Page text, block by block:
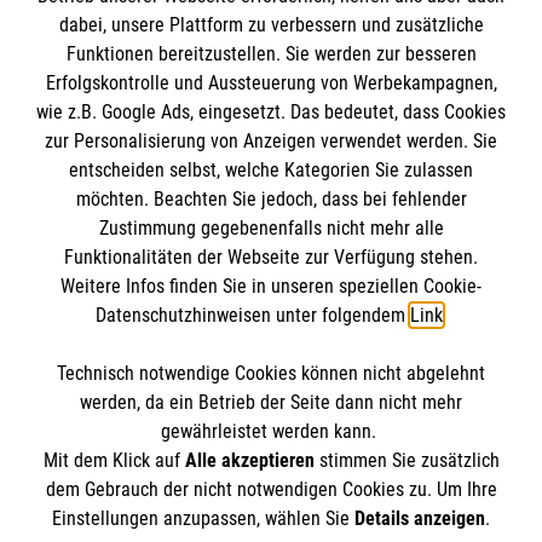
BIC: GENODED 1PA7
Newsletter abonnieren
Cookies verwalten|AGB|Impressum|Datenschutz
Barrierefreiheit |Kontakt| Sharepoint|Mediathek
dabei, unsere Plattform zu verbessern und zusätzliche
Funktionen bereitzustellen. Sie werden zur besseren
Erfolgskontrolle und Aussteuerung von Werbekampagnen,
wie z.B. Google Ads, eingesetzt. Das bedeutet, dass Cookies
zur Personalisierung von Anzeigen verwendet werden. Sie
entscheiden selbst, welche Kategorien Sie zulassen
möchten. Beachten Sie jedoch, dass bei fehlender
Zustimmung gegebenenfalls nicht mehr alle
Funktionalitäten der Webseite zur Verfügung stehen.
Weitere Infos finden Sie in unseren speziellen Cookie-
Datenschutzhinweisen unter folgendem Link.
Technisch notwendige Cookies können nicht abgelehnt
werden, da ein Betrieb der Seite dann nicht mehr
gewährleistet werden kann.
Mit dem Klick auf Alle akzeptierenstimmen Sie zusätzlich
dem Gebrauch der nicht notwendigen Cookies zu. Um Ihre
Einstellungen anzupassen, wählen Sie Details anzeigen.